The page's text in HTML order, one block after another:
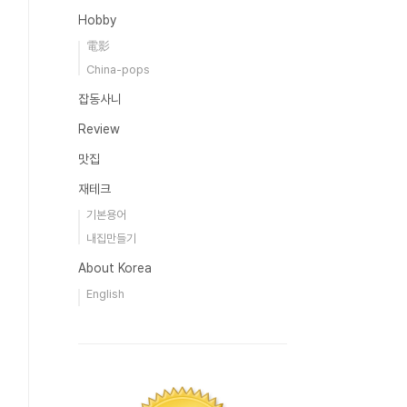
Hobby
電影
China-pops
잡동사니
Review
맛집
재테크
기본용어
내집만들기
About Korea
English